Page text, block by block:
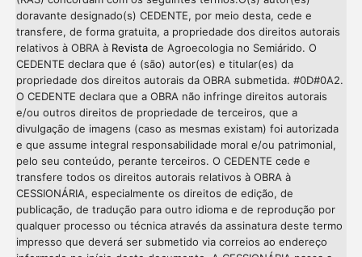
doravante designado(s) CEDENTE, por meio desta, cede e
transfere, de forma gratuita, a propriedade dos direitos autorais
relativos à OBRA à Revistade Agroecologia no Semiárido. O
CEDENTE declara que é (são) autor(es) e titular(es) da
propriedade dos direitos autorais da OBRA submetida. #0D#0A2.
O CEDENTE declara que a OBRA não infringe direitos autorais
e/ou outros direitos de propriedade de terceiros, que a
divulgação de imagens (caso as mesmas existam) foi autorizada
e que assume integral responsabilidade moral e/ou patrimonial,
pelo seu conteúdo, perante terceiros. O CEDENTE cede e
transfere todos os direitos autorais relativos à OBRA à
CESSIONÁRIA, especialmente os direitos de edição, de
publicação, de tradução para outro idioma e de reprodução por
qualquer processo ou técnica através da assinatura deste termo
impresso que deverá ser submetido via correios ao endereço